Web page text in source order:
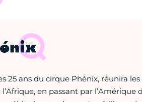
25 ans du cirque Phénix, réunira
en passant par l’Amérique